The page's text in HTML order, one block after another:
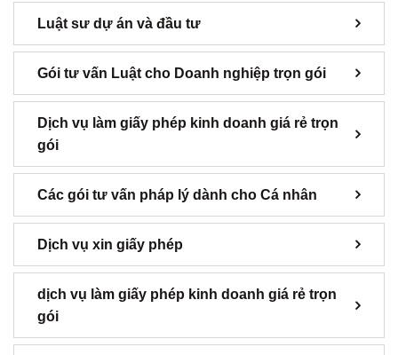
Luật sư dự án và đầu tư
Gói tư vấn Luật cho Doanh nghiệp trọn gói
Dịch vụ làm giấy phép kinh doanh giá rẻ trọn
gói
Các gói tư vấn pháp lý dành cho Cá nhân
Dịch vụ xin giấy phép
dịch vụ làm giấy phép kinh doanh giá rẻ trọn
gói